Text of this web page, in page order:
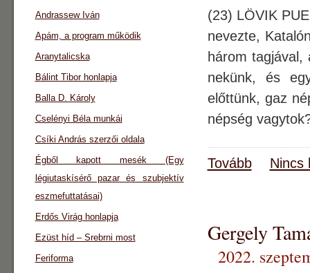
(23) LÖVIK
nevezte,
három
nekünk, és
előttünk, gaz
népség
Tovább Nincs
Gergely
2022.
Andrassew Iván
Apám, a program működik
Aranytalicska
Bálint Tibor honlapja
Balla D. Károly
Cselényi Béla munkái
Csíki András szerzői oldala
Égből kapott mesék (Egy
légiutaskísérő pazar és szubjektív
eszmefuttatásai)
Erdős Virág honlapja
Ezüst híd – Srebrni most
Feriforma